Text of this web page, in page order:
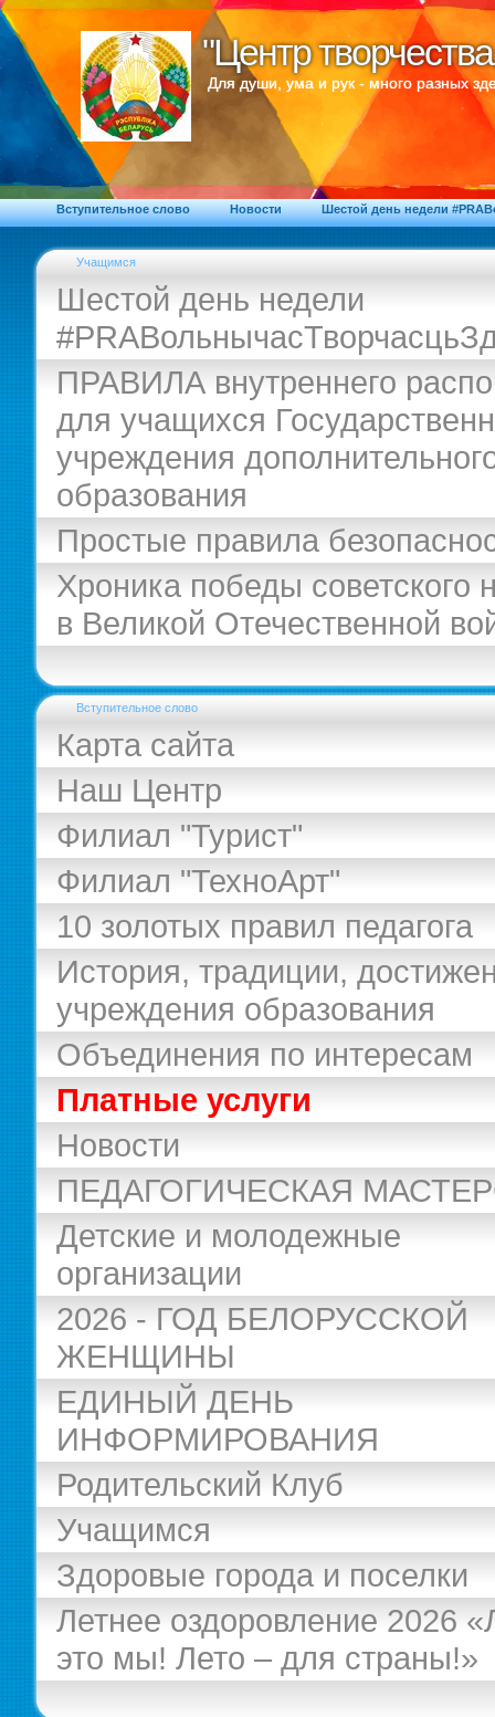
"Центр
"Центр
Для души, ума и рук - много разных
Вступительное слово Новости Шестой день недели
Учащимся
Шестой день недели
ПРАВИЛА внутреннего
для учащихся
учреждения
образования
Простые правила
Хроника победы советского
в Великой Отечественной
Вступительное слово
Карта сайта
Наш Центр
Филиал "Турист"
Филиал "ТехноАрт"
10 золотых правил педагога
История, традиции,
учреждения образования
Объединения по интересам
Платные услуги
Новости
ПЕДАГОГИЧЕСКАЯ
Детские и молодежные
организации
2026 - ГОД БЕЛОРУССКОЙ
ЖЕНЩИНЫ
ЕДИНЫЙ ДЕНЬ
ИНФОРМИРОВАНИЯ
Родительский Клуб
Учащимся
Здоровые города и поселки
Летнее оздоровление 2026
это мы! Лето – для страны!»